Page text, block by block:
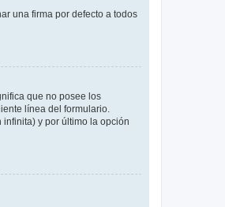
una firma por defecto a todos
que no posee los
línea del formulario.
y por último la opción